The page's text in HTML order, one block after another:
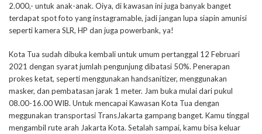
2.000,- untuk anak-anak. Oiya, di kawasan ini juga banyak banget
terdapat spot foto yang instagramable, jadi jangan lupa siapin amunisi
seperti kamera SLR, HP dan juga powerbank, ya!
Kota Tua sudah dibuka kembali untuk umum pertanggal 12 Februari
2021 dengan syarat jumlah pengunjung dibatasi 50%. Penerapan
prokes ketat, seperti menggunakan handsanitizer, menggunakan
masker, dan pembatasan jarak 1 meter. Jam buka mulai dari pukul
08.00-16.00 WIB. Untuk mencapai Kawasan Kota Tua dengan
meggunakan transportasi TransJakarta gampang banget. Kamu tinggal
mengambil rute arah Jakarta Kota. Setalah sampai, kamu bisa keluar